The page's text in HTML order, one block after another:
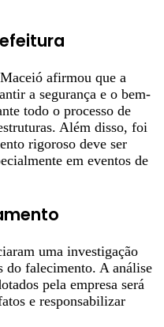
afirmou que a
a segurança e o bem-
todo o processo de
Além disso, foi
rigoroso deve ser
em eventos de
uma investigação
do falecimento. A análise
pela empresa será
e responsabilizar